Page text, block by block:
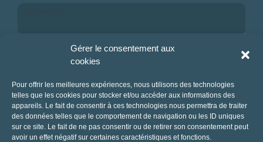
Gérer le consentement aux
cookies
Pour offrir les meilleures expériences, nous utilisons des technologies
telles que les cookies pour stocker et/ou accéder aux informations des
appareils. Le fait de consentir à ces technologies nous permettra de traiter
des données telles que le comportement de navigation ou les ID uniques
sur ce site. Le fait de ne pas consentir ou de retirer son consentement peut
avoir un effet négatif sur certaines caractéristiques et fonctions.
Je reconnais avoir pris connaissance de la
politique de confidentialité.
NOUS CONTACTER